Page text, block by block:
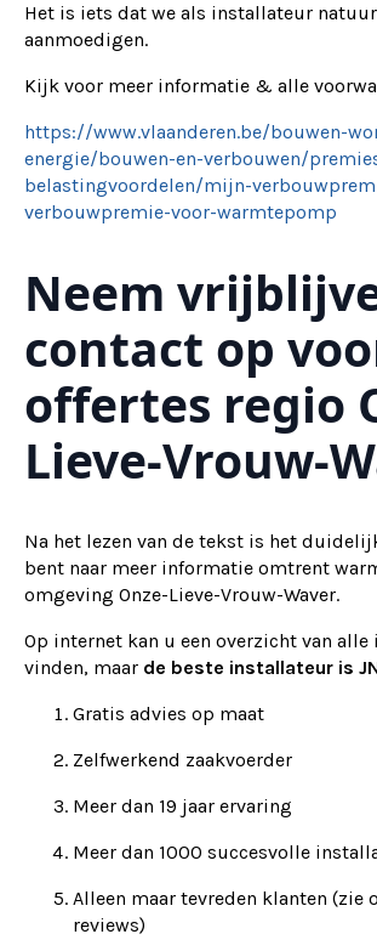
Het is iets dat we als installateur
aanmoedigen.
Kijk voor meer informatie & alle
https://www.vlaanderen.be/bouwen-
energie/bouwen-en-verbouwen/
belastingvoordelen/mijn-
verbouwpremie-voor-warmtepomp
Neem
contact op
offertes regio
Lieve-Vrouw-
Na het lezen van de tekst is het
bent naar meer informatie omtrent
omgeving Onze-Lieve-Vrouw-Waver.
Op internet kan u een overzicht van
vinden, maar de beste installateur is
Gratis advies op maat
Zelfwerkend zaakvoerder
Meer dan 19 jaar ervaring
Meer dan 1000 succesvolle
Alleen maar tevreden klanten (zie
reviews)